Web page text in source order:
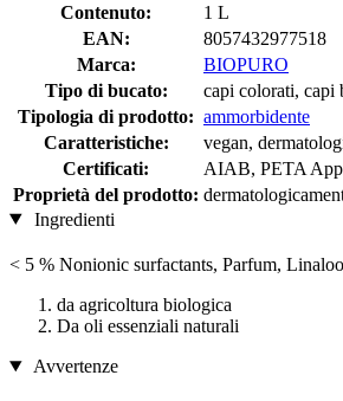
Contenuto:
1 L
EAN:
8057432977518
Marca:
BIOPURO
Tipo di bucato:
capi colorati, capi
Tipologia di prodotto: ammorbidente
Caratteristiche:
vegan,
Certificati:
AIAB, PETA
Proprietà del prodotto:
Ingredienti
< 5 % Nonionic surfactants, Parfum,
da agricoltura biologica
Da oli essenziali naturali
Avvertenze